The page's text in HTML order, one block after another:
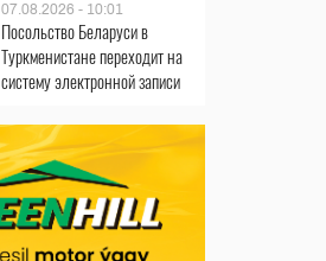
07.08.2026 - 10:01
Посольство Беларуси в
Туркменистане переходит на
систему электронной записи